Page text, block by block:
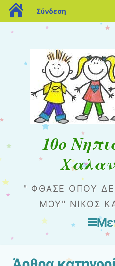
blogs.sch.gr
Σύνδεση
10o
" ΦΘΆΣΕ ΌΠΟΥ ΔΕ
ΜΟΥ" ΝΊΚΟΣ
Μετάβαση στο περιεχόμενο